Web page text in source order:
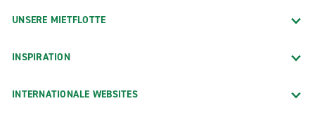
UNSERE MIETFLOTTE
INSPIRATION
INTERNATIONALE WEBSITES